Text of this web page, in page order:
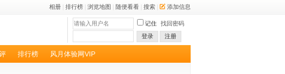
相册 排行榜 浏览地图 随便看看 搜索 添加信息
记住 找回密码
登录
注册
排行榜 风月体验网VIP